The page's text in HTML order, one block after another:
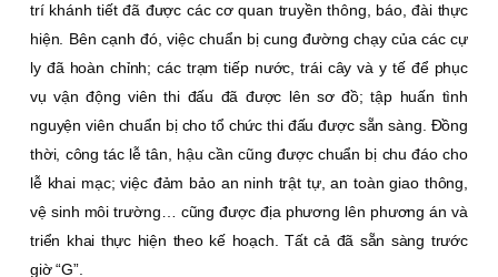
trí khánh tiết đã được các cơ quan truyền thông, báo, đài thực
hiện. Bên cạnh đó, việc chuẩn bị cung đường chạy của các cự
ly đã hoàn chỉnh; các trạm tiếp nước, trái cây và y tế để phục
vụ vận động viên thi đấu đã được lên sơ đồ; tập huấn tình
nguyện viên chuẩn bị cho tổ chức thi đấu được sẵn sàng. Ðồng
thời, công tác lễ tân, hậu cần cũng được chuẩn bị chu đáo cho
lễ khai mạc; việc đảm bảo an ninh trật tự, an toàn giao thông,
vệ sinh môi trường… cũng được địa phương lên phương án và
triển khai thực hiện theo kế hoạch. Tất cả đã sẵn sàng trước
giờ “G”.